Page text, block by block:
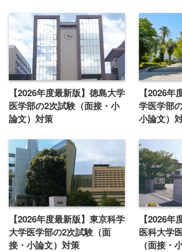
【2026年度最新版】徳島大学
医学部の2次試験（面接・小
論文）対策
【2026
学医学部
小論文）
【2026年度最新版】東京科学
大学医学部の2次試験（面
接・小論文）対策
【2026
医科大学
（面接・